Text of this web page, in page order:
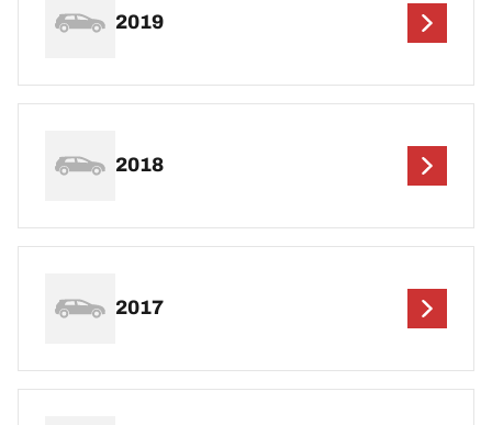
2019
2018
2017